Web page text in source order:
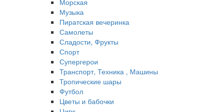
Морская
Музыка
Пиратская вечеринка
Самолеты
Сладости, Фрукты
Спорт
Супергерои
Транспорт, Техника , Машины
Тропические шары
Футбол
Цветы и бабочки